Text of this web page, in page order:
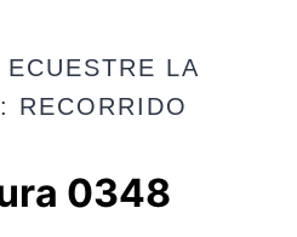
LA
RECORRIDO
0348